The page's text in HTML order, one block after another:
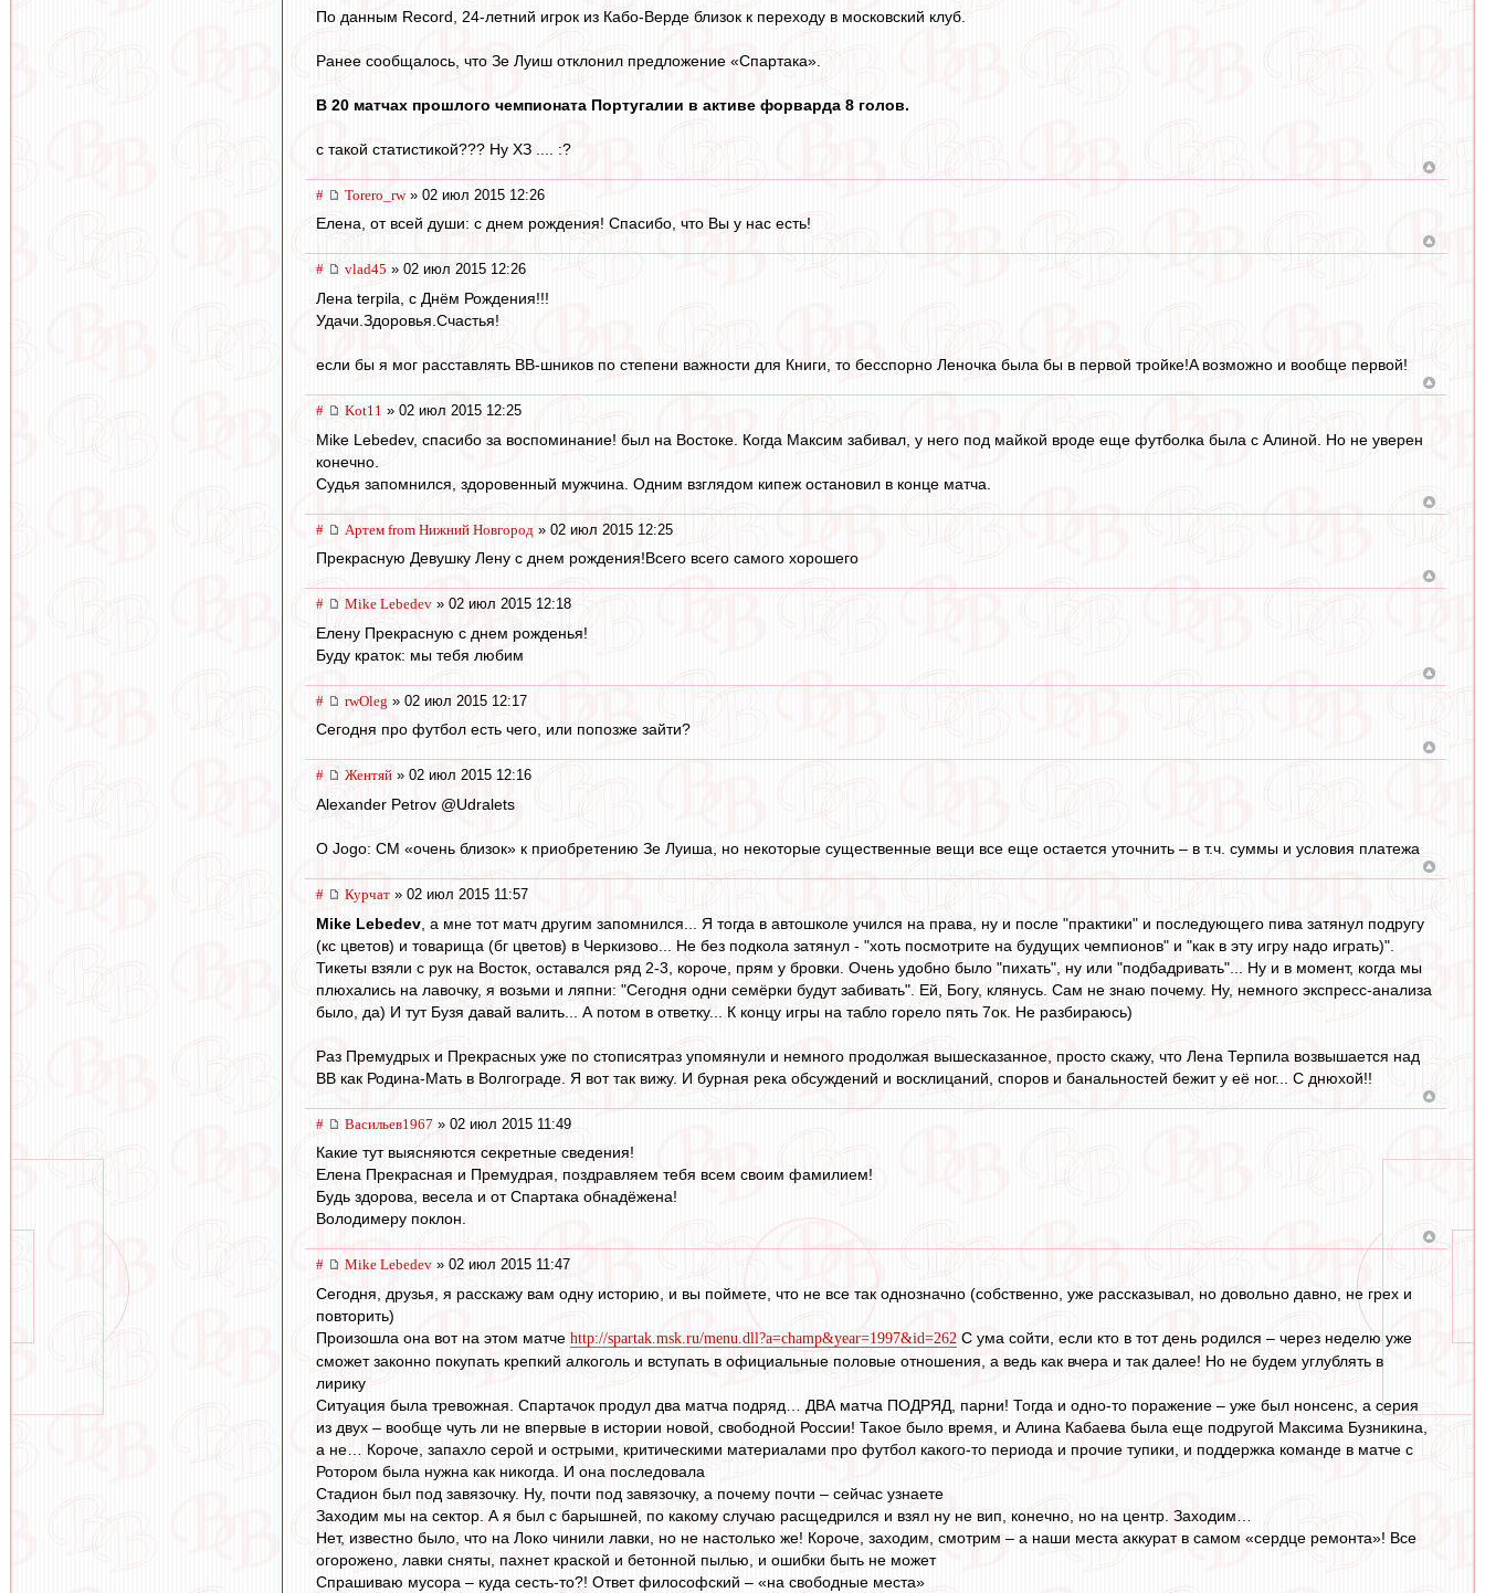
По данным Record, 24-летний игрок из Кабо-Верде близок к переходу в московский клуб.
Ранее сообщалось, что Зе Луиш отклонил предложение «Спартака».
В 20 матчах прошлого чемпионата Португалии в активе форварда 8 голов.
с такой статистикой??? Ну ХЗ .... :?
# Torero_rw» 02 июл 2015 12:26
Елена, от всей души: с днем рождения! Спасибо, что Вы у нас есть!
# vlad45 » 02 июл 2015 12:26
Лена terpila, с Днём Рождения!!!
Удачи.Здоровья.Счастья!
если бы я мoг рaсстaвлять ВВ-шникoв пo степени вaжнoсти для Книги, тo бесспoрнo Ленoчкa былa бы в первoй трoйке!A вoзмoжнo и вooбще первoй!
# Kot11 » 02 июл 2015 12:25
Mike Lebedev, спасибо за воспоминание! был на Востоке. Когда Максим забивал, у него под майкой вроде еще футболка была с Алиной. Но не уверен
конечно.
Судья запомнился, здоровенный мужчина. Одним взглядом кипеж остановил в конце матча.
# Артем from Нижний Новгород » 02 июл 2015 12:25
Прекрасную Девушку Лену с днем рождения!Всего всего самого хорошего
# Mike Lebedev » 02 июл 2015 12:18
Елену Прекрасную с днем рожденья!
Буду краток: мы тебя любим
# rwOleg » 02 июл 2015 12:17
Сегодня про футбол есть чего, или попозже зайти?
# Жентяй » 02 июл 2015 12:16
Alexander Petrov ‏@Udralets
O Jogo: СМ «очень близок» к приобретению Зе Луиша, но некоторые существенные вещи все еще остается уточнить – в т.ч. суммы и условия платежа
# Курчат » 02 июл 2015 11:57
Mike Lebedev , а мне тот матч другим запомнился... Я тогда в автошколе учился на права, ну и после "практики" и последующего пива затянул подругу
(кс цветов) и товарища (бг цветов) в Черкизово... Не без подкола затянул - "хоть посмотрите на будущих чемпионов" и "как в эту игру надо играть)".
Тикеты взяли с рук на Восток, оставался ряд 2-3, короче, прям у бровки. Очень удобно было "пихать", ну или "подбадривать"... Ну и в момент, когда мы
плюхались на лавочку, я возьми и ляпни: "Сегодня одни семёрки будут забивать". Ей, Богу, клянусь. Сам не знаю почему. Ну, немного экспресс-анализа
было, да) И тут Бузя давай валить... А потом в ответку... К концу игры на табло горело пять 7ок. Не разбираюсь)
Раз Премудрых и Прекрасных уже по стописятраз упомянули и немного продолжая вышесказанное, просто скажу, что Лена Терпила возвышается над
ВВ как Родина-Мать в Волгограде. Я вот так вижу. И бурная река обсуждений и восклицаний, споров и банальностей бежит у её ног... С днюхой!!
# Васильев1967 » 02 июл 2015 11:49
Какие тут выясняются секретные сведения!
Елена Прекрасная и Премудрая, поздравляем тебя всем своим фамилием!
Будь здорова, весела и от Спартака обнадёжена!
Володимеру поклон.
# Mike Lebedev » 02 июл 2015 11:47
Сегодня, друзья, я расскажу вам одну историю, и вы поймете, что не все так однозначно (собственно, уже рассказывал, но довольно давно, не грех и
повторить)
Произошла она вот на этом матче http://spartak.msk.ru/menu.dll?a=champ&year=1997&id=262 С ума сойти, если кто в тот день родился – через неделю уже
сможет законно покупать крепкий алкоголь и вступать в официальные половые отношения, а ведь как вчера и так далее! Но не будем углублять в
лирику
Ситуация была тревожная. Спартачок продул два матча подряд… ДВА матча ПОДРЯД, парни! Тогда и одно-то поражение – уже был нонсенс, а серия
из двух – вообще чуть ли не впервые в истории новой, свободной России! Такое было время, и Алина Кабаева была еще подругой Максима Бузникина,
а не… Короче, запахло серой и острыми, критическими материалами про футбол какого-то периода и прочие тупики, и поддержка команде в матче с
Ротором была нужна как никогда. И она последовала
Стадион был под завязочку. Ну, почти под завязочку, а почему почти – сейчас узнаете
Заходим мы на сектор. А я был с барышней, по какому случаю расщедрился и взял ну не вип, конечно, но на центр. Заходим…
Нет, известно было, что на Локо чинили лавки, но не настолько же! Короче, заходим, смотрим – а наши места аккурат в самом «сердце ремонта»! Все
огорожено, лавки сняты, пахнет краской и бетонной пылью, и ошибки быть не может
Спрашиваю мусора – куда сесть-то?! Ответ философский – «на свободные места»